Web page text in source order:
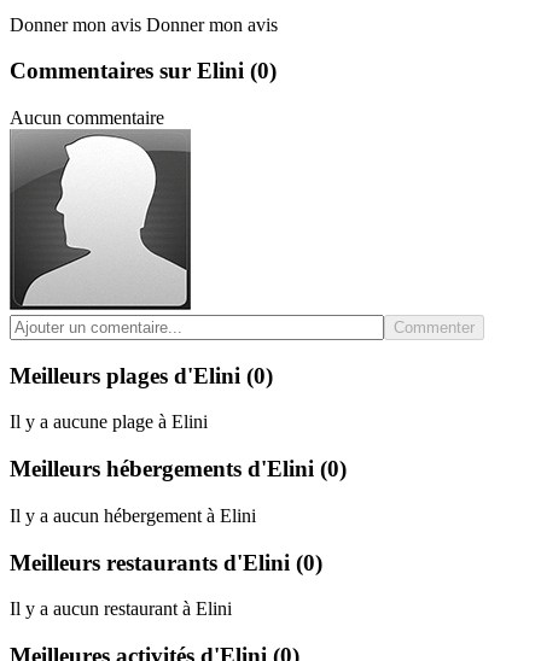
Donner mon avis Donner mon avis
Commentaires sur Elini (0)
Aucun commentaire
Commenter
Meilleurs plages d'Elini (0)
Il y a aucune plage à Elini
Meilleurs hébergements d'Elini (0)
Il y a aucun hébergement à Elini
Meilleurs restaurants d'Elini (0)
Il y a aucun restaurant à Elini
Meilleures activités d'Elini (0)